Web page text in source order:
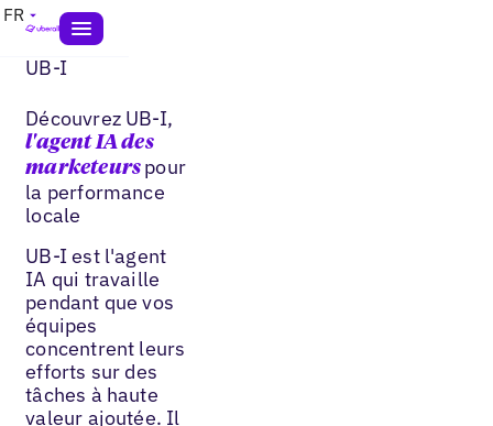
FR
UB-I
Découvrez UB-I,
l'agent IA des
marketeurs pour
la performance
locale
UB-I est l'agent
IA qui travaille
pendant que vos
équipes
concentrent leurs
efforts sur des
tâches à haute
valeur ajoutée. Il